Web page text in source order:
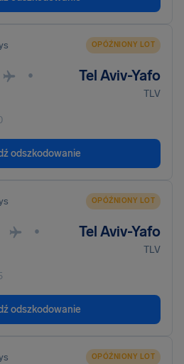
OPÓŹNIONY LOT
• Tel Aviv-Yafo
TLV
odszkodowanie
OPÓŹNIONY LOT
• Tel Aviv-Yafo
TLV
odszkodowanie
OPÓŹNIONY LOT